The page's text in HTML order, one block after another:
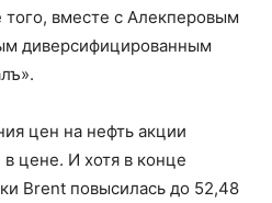
вместе с Алекперовым
диверсифицированным
цен на нефть акции
цене. И хотя в конце
Brent повысилась до 52,48